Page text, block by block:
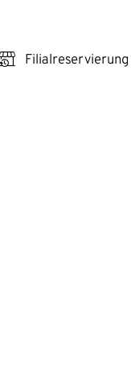
click_reserve_store Filialreservierung